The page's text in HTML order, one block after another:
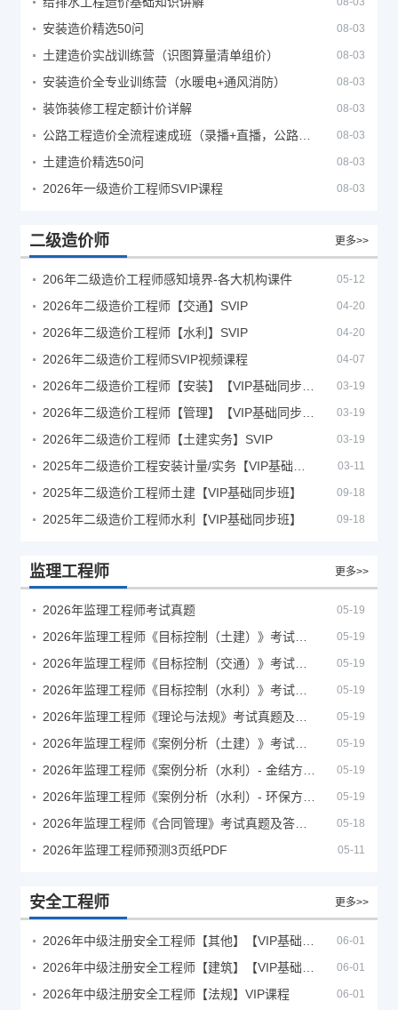
安装造价精选50问 08-03
土建造价实战训练营（识图算量清单组价） 08-03
安装造价全专业训练营（水暖电+通风消防） 08-03
装饰装修工程定额计价详解 08-03
08-03
土建造价精选50问 08-03
2026年一级造价工程师SVIP课程 08-03
二级造价师 更多>>
206年二级造价工程师感知境界-各大机构课件 05-12
2026年二级造价工程师【交通】SVIP 04-20
2026年二级造价工程师【水利】SVIP 04-20
2026年二级造价工程师SVIP视频课程 04-07
03-19
03-19
2026年二级造价工程师【土建实务】SVIP 03-19
03-11
2025年二级造价工程师土建【VIP基础同步班】 09-18
2025年二级造价工程师水利【VIP基础同步班】 09-18
监理工程师 更多>>
2026年监理工程师考试真题 05-19
05-19
05-19
05-19
05-19
05-19
05-19
05-19
05-18
2026年监理工程师预测3页纸PDF 05-11
安全工程师 更多>>
06-01
06-01
2026年中级注册安全工程师【法规】VIP课程 06-01